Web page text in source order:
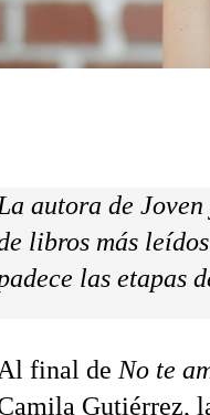
La autora de
libros más
las etapas
Al final de No te
Gutiérrez,